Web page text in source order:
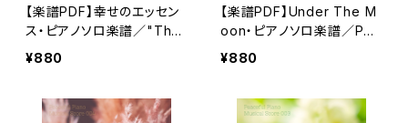
【楽譜PDF】幸せのエッセン
ス・ピアノソロ楽譜／"The
Essence of Happiness"
¥880
【楽譜PDF】Under The M
oon・ピアノソロ楽譜／Pea
ceful Piano Musical Sco
¥880